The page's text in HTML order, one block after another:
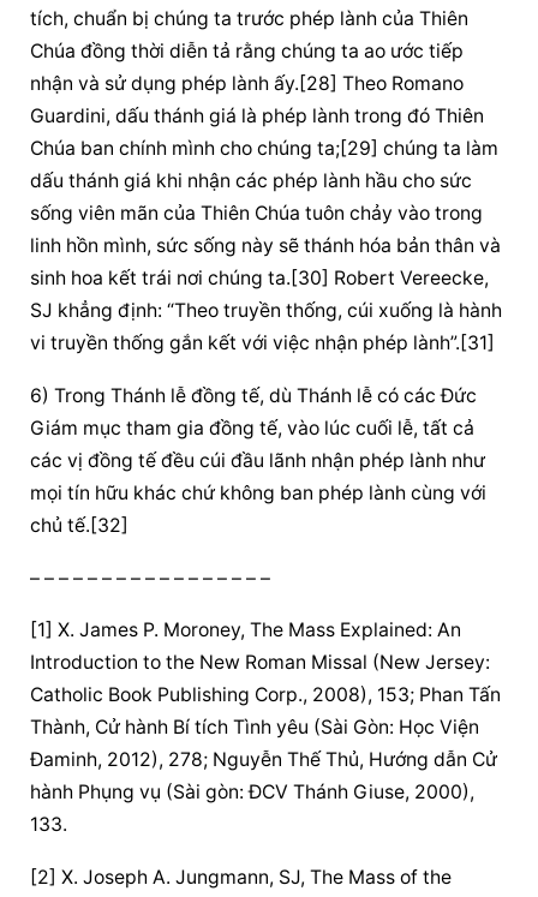
tích, chuẩn bị chúng ta trước phép lành của Thiên
Chúa đồng thời diễn tả rằng chúng ta ao ước tiếp
nhận và sử dụng phép lành ấy.[28] Theo Romano
Guardini, dấu thánh giá là phép lành trong đó Thiên
Chúa
dấu thánh giá khi nhận các phép lành hầu cho sức
sống viên mãn của Thiên Chúa tuôn chảy vào trong
linh hồn mình, sức sống này sẽ thánh hóa bản thân và
sinh hoa kết trái nơi chúng ta.[30] Robert Vereecke,
SJ khẳng định: “Theo truyền thống, cúi xuống là hành
vi truyền thống gắn kết với việc nhận phép lành”.[31]
6) Trong Thánh lễ đồng tế, dù Thánh lễ có các Đức
Giám mục tham gia đồng tế, vào lúc cuối lễ, tất cả
các vị đồng tế đều cúi đầu lãnh nhận phép lành như
mọi tín hữu khác chứ không ban phép lành cùng với
chủ tế.[32]
– – – – – – – – – – – – – – – – –
[1] X. James P. Moroney, The Mass Explained: An
Introduction to the New Roman Missal (New Jersey:
Catholic Book Publishing Corp., 2008), 153; Phan Tấn
Thành, Cử hành Bí tích Tình yêu (Sài Gòn: Học Viện
Đaminh, 2012), 278; Nguyễn Thế Thủ, Hướng dẫn Cử
hành Phụng vụ (Sài gòn: ĐCV Thánh Giuse, 2000),
133.
[2] X. Joseph A. Jungmann, SJ, The Mass of the